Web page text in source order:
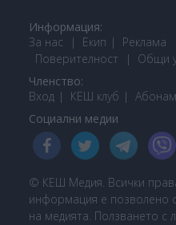
Информация:
За нас
Екип Реклама
Поверителност
Общи
Членство:
Вход
КЕШ клуб Або
Социални медии
© КЕШ Медия. Всички
информация е позволено
на медията. Ползването с